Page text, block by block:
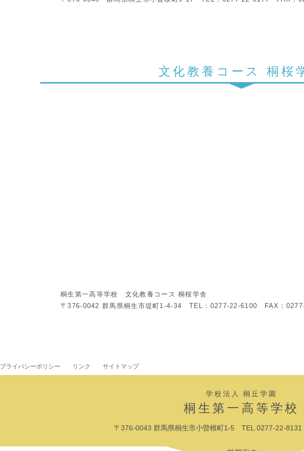
文化教養コース 桐桜
桐生第一高等学校 文化教養コース 桐桜学舎
〒376-0042 群馬県桐生市堤町1-4-34 TEL：0277-22-6100 FAX：
プライバシーポリシー リンク サイトマップ
学校法人 桐丘学園
桐生第一高等学校
〒376-0043 群馬県桐生市小曽根町1-5 TEL.0277-22-